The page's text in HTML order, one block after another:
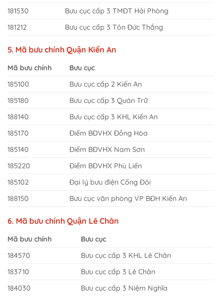
181530
Bưu cục cấp 3 TMĐT Hải Phòng
181212
Bưu cục cấp 3 Tôn Đức Thắng
5. Mã bưu chính Quận Kiến An
Mã bưu chính
Bưu cục
185100
Bưu cục cấp 2 Kiến An
185180
Bưu cục cấp 3 Quán Trữ
188140
Bưu cục cấp 3 KHL Kiến An
185170
Điểm BĐVHX Đồng Hòa
185140
Điểm BĐVHX Nam Sơn
185220
Điểm BĐVHX Phù Liến
185102
Đại lý bưu điện Cống Đôi
188150
Bưu cục văn phòng VP BĐH Kiến An
6. Mã bưu chính Quận Lê Chân
Mã bưu chính
Bưu cục
184570
Bưu cục cấp 3 KHL Lê Chân
183710
Bưu cục cấp 3 Lê Chân
184030
Bưu cục cấp 3 Niệm Nghĩa